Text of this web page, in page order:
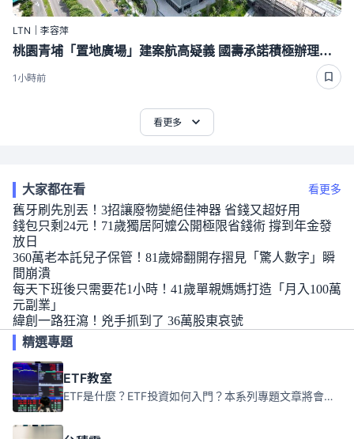
LTN｜李容萍
桃園青埔「置地廣場」建案航高疑義 國壽承諾積極辦理拆除
1小時前
看更多
大家都在看 看更多
舊牙刷先別丟！3招讓廢物變絕佳神器 省錢又超好用
錢包只剩24元！71歲獨居阿嬤公開極限省錢術 撐到年金發
放日
360萬老本託兒子保管！81歲婦翻開存摺見「驚人數字」瞬
間崩潰
每天下班後只需要花1小時！41歲單親媽媽打造「月入100萬
元副業」
緯創一路狂瀉！兇手抓到了 36萬股東哀號
精選專題
ETF教室
ETF是什麼？ETF投資如何入門？本系列專題文章將會告訴你新手必須知道的ETF基礎知識。